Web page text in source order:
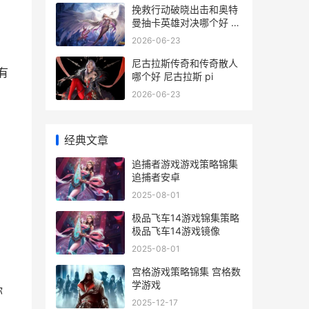
挽救行动破晓出击和奥特
曼抽卡英雄对决哪个好 挽
救行动进不去怎么办
2026-06-23
尼古拉斯传奇和传奇散人
哪个好 尼古拉斯 pi
2026-06-23
经典文章
追捕者游戏游戏策略锦集
追捕者安卓
2025-08-01
极品飞车14游戏锦集策略
极品飞车14游戏镜像
2025-08-01
宫格游戏策略锦集 宫格数
学游戏
2025-12-17